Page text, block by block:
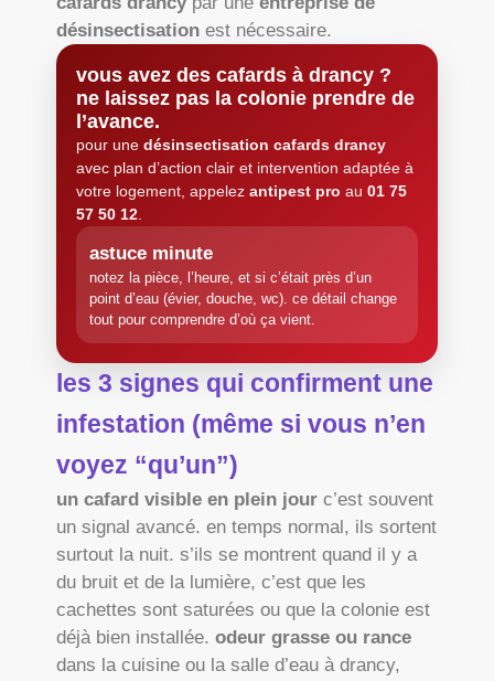
désinsectisation est nécessaire.
vous avez des cafards à drancy ?
ne laissez pas la colonie prendre de
l’avance.
pour une désinsectisation cafards drancy
avec plan d’action clair et intervention adaptée à
votre logement, appelez antipest pro au 01 75
57 50 12
astuce minute
notez la pièce, l’heure, et si c’était près d’un
point d’eau (évier, douche, wc). ce détail change
tout pour comprendre d’où ça vient.
les 3 signes qui confirment une
infestation (même si vous n’en
voyez “qu’un”)
un cafard visible en plein jour c’est souvent
un signal avancé. en temps normal, ils sortent
surtout la nuit. s’ils se montrent quand il y a
du bruit et de la lumière, c’est que les
cachettes sont saturées ou que la colonie est
déjà bien installée. odeur grasse ou rance
dans la cuisine ou la salle d’eau à drancy,